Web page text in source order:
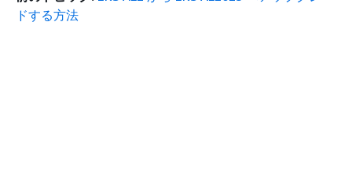
ドする方法